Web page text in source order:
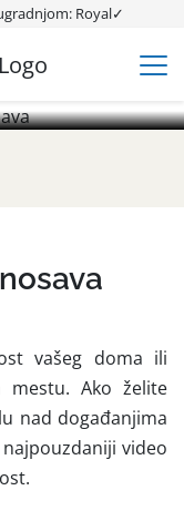
Royal✓
Alarmni
Video nadzor za
vašeg doma ili
Ako želite
nad događanjima
video